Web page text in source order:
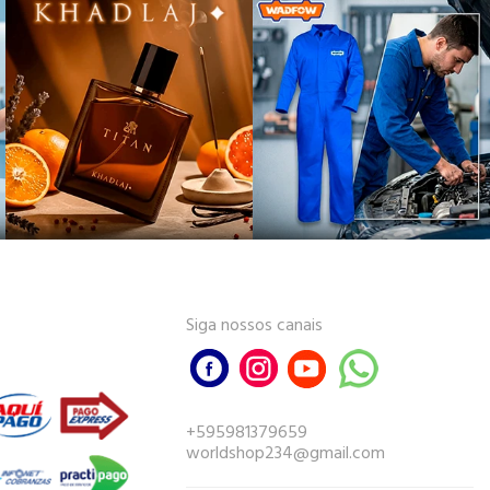
Siga nossos canais
+595981379659
worldshop234@gmail.com